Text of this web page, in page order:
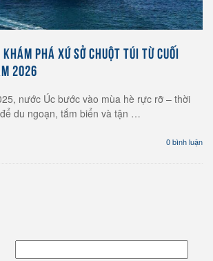
PHÁ XỨ SỞ CHUỘT TÚI TỪ CUỐI
2026
nước Úc bước vào mùa hè rực rỡ – thời
du ngoạn, tắm biển và tận …
0 bình luận